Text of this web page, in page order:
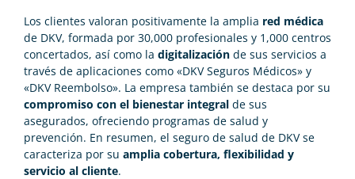
Los clientes valoran positivamente la amplia red médica
de DKV, formada por 30,000 profesionales y 1,000 centros
concertados, así como la digitalización de sus servicios a
través de aplicaciones como «DKV Seguros Médicos» y
«DKV Reembolso». La empresa también se destaca por su
compromiso con el bienestar integral de sus
asegurados, ofreciendo programas de salud y
prevención. En resumen, el seguro de salud de DKV se
caracteriza por su amplia cobertura, flexibilidad y
servicio al cliente.